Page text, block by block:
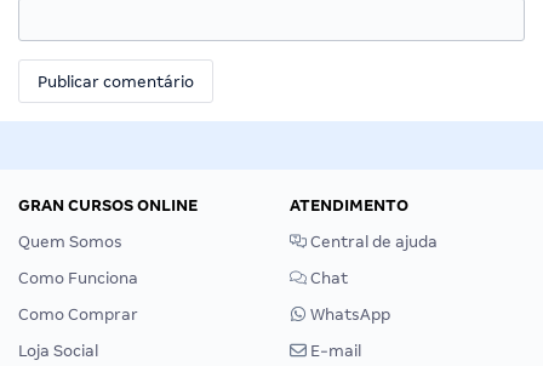
GRAN CURSOS ONLINE
Quem Somos
Como Funciona
Como Comprar
Loja Social
ATENDIMENTO
Central de ajuda
Chat
WhatsApp
E-mail